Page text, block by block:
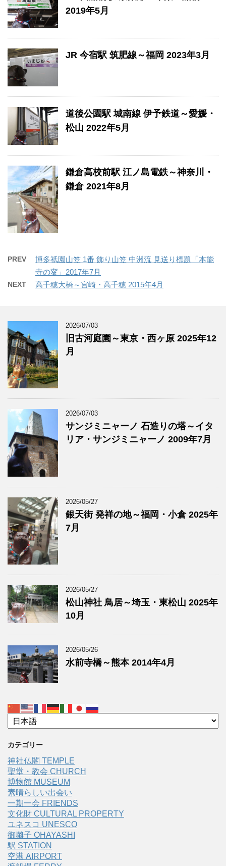
2019年5月
JR 今宿駅 筑肥線～福岡 2023年3月
道後公園駅 城南線 伊予鉄道～愛媛・
松山 2022年5月
鎌倉高校前駅 江ノ島電鉄～神奈川・
鎌倉 2021年8月
PREV
博多祇園山笠 1番 飾り山笠 中洲流 見送り標題「本能
寺の変」2017年7月
NEXT 高千穂大橋～宮崎・高千穂 2015年4月
2026/07/03
旧古河庭園～東京・西ヶ原 2025年12
月
2026/07/03
サンジミニャーノ 石造りの塔～イタ
リア・サンジミニャーノ 2009年7月
2026/05/27
銀天街 発祥の地～福岡・小倉 2025年
7月
2026/05/27
松山神社 鳥居～埼玉・東松山 2025年
10月
2026/05/26
水前寺橋～熊本 2014年4月
カテゴリー
神社仏閣 TEMPLE
聖堂・教会 CHURCH
博物館 MUSEUM
素晴らしい出会い
一期一会 FRIENDS
文化財 CULTURAL PROPERTY
ユネスコ UNESCO
御囃子 OHAYASHI
駅 STATION
空港 AIRPORT